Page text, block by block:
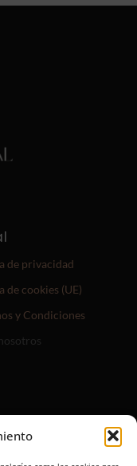
de privacidad
de cookies (UE)
y Condiciones